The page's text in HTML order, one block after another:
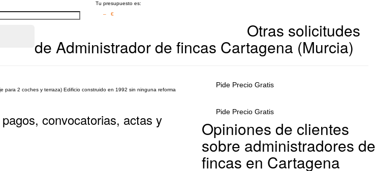
Tu presupuesto es:
– €
Otras solicitudes
de Administrador de fincas Cartagena (Murcia)
2 coches y terraza) Edificio construido en 1992 sin ninguna reforma
Pide Precio Gratis
convocatorias, actas y Pide Precio Gratis
Opiniones de clientes
sobre administradores de
fincas en Cartagena